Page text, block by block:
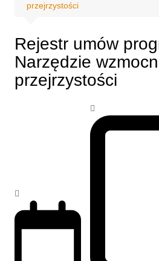
przejrzystości
Rejestr umów
Narzędzie
przejrzystości